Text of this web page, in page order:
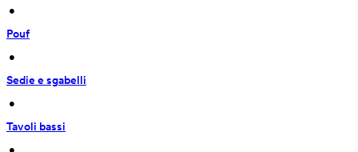
•
Pouf
•
Sedie e sgabelli
•
Tavoli bassi